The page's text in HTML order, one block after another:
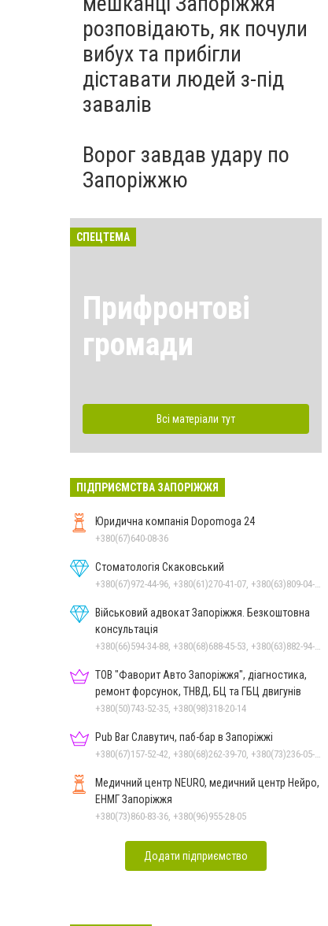
розповідають, як почули
вибух та прибігли
діставати людей з-під
завалів
Ворог завдав удару по
Запоріжжю
СПЕЦТЕМА
Прифронтові
громади
Всі матеріали тут
ПІДПРИЄМСТВА ЗАПОРІЖЖЯ
Юридична компанія Dopomoga 24
+380(67)640-08-36
Стоматологія Скаковський
Військовий адвокат Запоріжжя. Безкоштовна
консультація
ТОВ "Фаворит Авто Запоріжжя", діагностика,
ремонт форсунок, ТНВД, БЦ та ГБЦ двигунів
+380(50)743-52-35, +380(98)318-20-14
Pub Bar Славутич, паб-бар в Запоріжжі
Медичний центр NEURO, медичний центр Нейро,
ЕНМГ Запоріжжя
+380(73)860-83-36, +380(96)955-28-05
Додати підприємство